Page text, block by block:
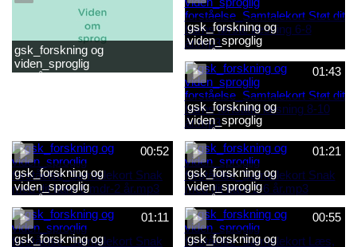
gsk_forskning og
viden_sproglig
forståelse_Barnets sproglige
gsk_forskning og
viden_sproglig
forståelse_Samtalekort Støt
dit barns første læsning 6-8
år.mp3
01:43
gsk_forskning og
viden_sproglig
forståelse_Samtalekort Støt
dit barns fortsatte læsning 8-
10 år.mp3
00:52
gsk_forskning og
viden_sproglig
forståelse_Samtalekort Snak
med dit barn 6 mdr-2 år.mp3
01:21
gsk_forskning og
viden_sproglig
forståelse_Samtalekort Snak
med dit barn 2-6 år.mp3
01:11
gsk_forskning og
00:55
gsk_forskning og